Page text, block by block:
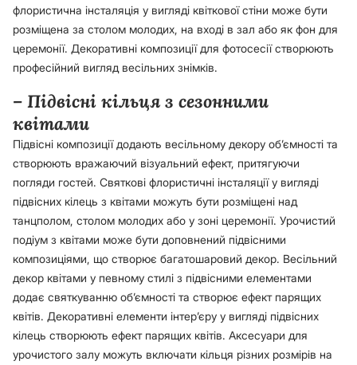
флористична інсталяція у вигляді квіткової стіни може бути
розміщена за столом молодих, на вході в зал або як фон для
церемонії. Декоративні композиції для фотосесії створюють
професійний вигляд весільних знімків.
– Підвісні кільця з сезонними
квітами
Підвісні композиції додають весільному декору об’ємності та
створюють вражаючий візуальний ефект, притягуючи
погляди гостей. Святкові флористичні інсталяції у вигляді
підвісних кілець з квітами можуть бути розміщені над
танцполом, столом молодих або у зоні церемонії. Урочистий
подіум з квітами може бути доповнений підвісними
композиціями, що створює багатошаровий декор. Весільний
декор квітами у певному стилі з підвісними елементами
додає святкуванню об’ємності та створює ефект парящих
квітів. Декоративні елементи інтер’єру у вигляді підвісних
кілець створюють ефект парящих квітів. Аксесуари для
урочистого залу можуть включати кільця різних розмірів на